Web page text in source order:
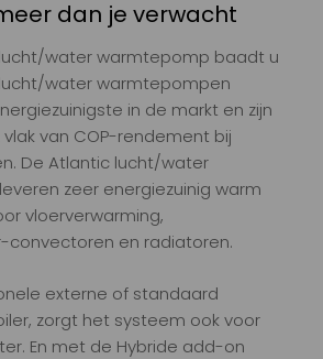
dan je verwacht
water warmtepomp baadt u
water warmtepompen
in de markt en zijn
van COP-rendement bij
De Atlantic lucht/water
zeer energiezuinig warm
vloerverwarming,
en radiatoren.
externe of standaard
zorgt het systeem ook voor
En met de Hybride add-on